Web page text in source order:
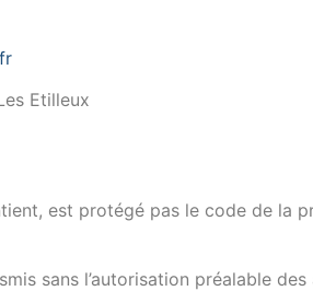
Etilleux
est protégé pas le code de la
sans l’autorisation préalable